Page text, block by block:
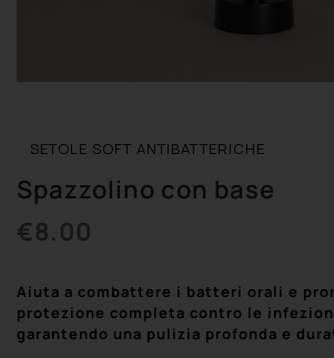
SETOLE SOFT ANTIBATTERICHE
Spazzolino con base
€8.00
Aiuta a combattere i batteri orali e
protezione completa contro le
garantendo una pulizia profonda e